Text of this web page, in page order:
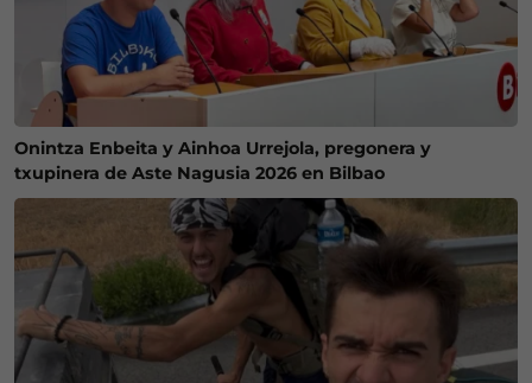
Onintza Enbeita y Ainhoa Urrejola, pregonera y
txupinera de Aste Nagusia 2026 en Bilbao